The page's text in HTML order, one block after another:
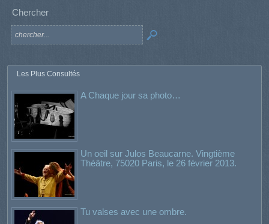
Chercher
Les Plus Consultés
A Chaque jour sa photo…
Un oeil sur Julos Beaucarne. Vingtième
Théâtre, 75020 Paris, le 26 février 2013.
Tu valses avec une ombre.